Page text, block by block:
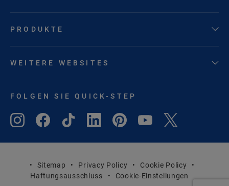
PRODUKTE
WEITERE WEBSITES
FOLGEN SIE QUICK-STEP
Sitemap Privacy Policy
Cookie Policy
Haftungsausschluss
Cookie-Einstellungen